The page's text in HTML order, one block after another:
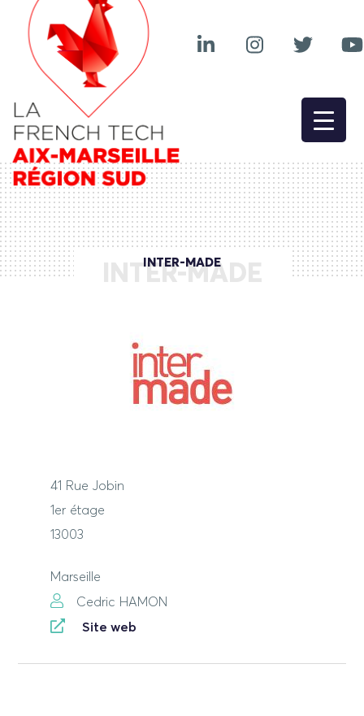
INTER-MADE
INTER-MADE
41 Rue Jobin
1er étage
13003
Marseille
Cedric HAMON
Site web